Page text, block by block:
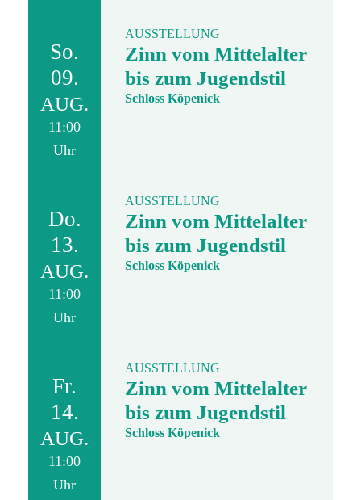
So.
09.
AUG.
11:00
Uhr
AUSSTELLUNG
Zinn vom Mittelalter
bis zum Jugendstil
Schloss Köpenick
Do.
13.
AUG.
11:00
Uhr
AUSSTELLUNG
Zinn vom Mittelalter
bis zum Jugendstil
Schloss Köpenick
Fr.
14.
AUG.
11:00
Uhr
AUSSTELLUNG
Zinn vom Mittelalter
bis zum Jugendstil
Schloss Köpenick